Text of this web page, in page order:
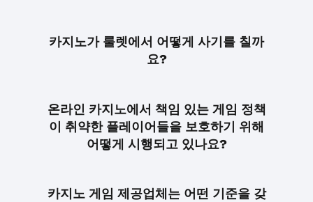
카지노가 룰렛에서 어떻게 사기를 칠까
요?
온라인 카지노에서 책임 있는 게임 정책
이 취약한 플레이어들을 보호하기 위해
어떻게 시행되고 있나요?
카지노 게임 제공업체는 어떤 기준을 갖